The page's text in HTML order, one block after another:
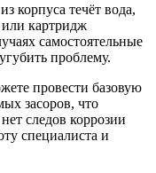
корпуса течёт вода,
картридж
самостоятельные
проблему.
провести базовую
засоров, что
следов коррозии
специалиста и